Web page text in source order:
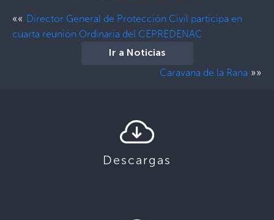
«« Director General de Protección Civil participa en
cuarta reunión Ordinaria del CEPREDENAC
Ir a Noticias
Caravana de la Rana »»
Descargas